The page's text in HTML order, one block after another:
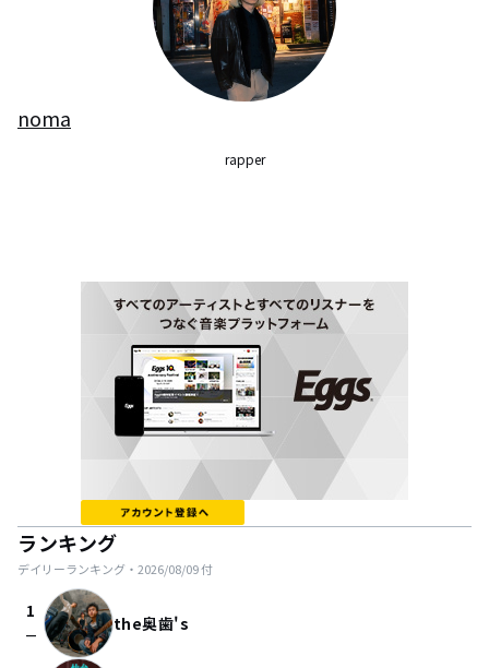
noma
rapper
ランキング
デイリーランキング・ 2026/08/09付
1
check_indeterminate_small the奥歯's